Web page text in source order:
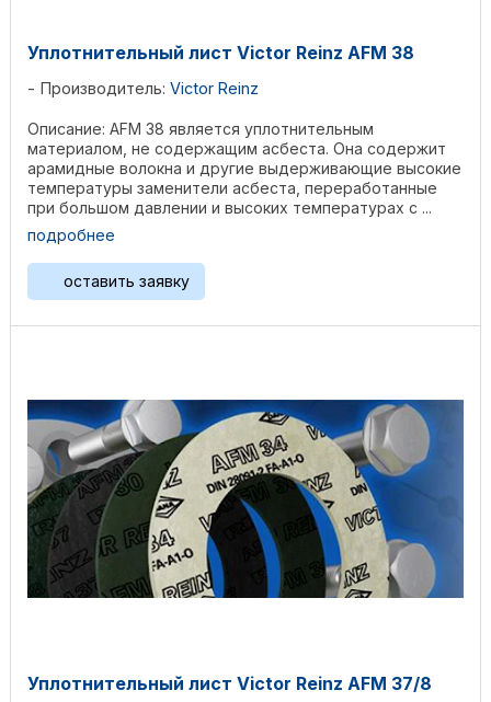
Уплотнительный лист Victor Reinz AFM 38
Производитель: Victor Reinz
Описание: AFM 38 является уплотнительным
материалом, не содержащим асбеста. Она содержит
арамидные волокна и другие выдерживающие высокие
температуры заменители асбеста, переработанные
при большом давлении и высоких температурах с ...
подробнее
оставить заявку
Уплотнительный лист Victor Reinz AFM 37/8